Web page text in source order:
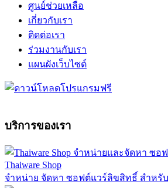
ศูนย์ช่วยเหลือ
เกี่ยวกับเรา
ติดต่อเรา
ร่วมงานกับเรา
แผนผังเว็บไซต์
บริการของเรา
Thaiware Shop
จำหน่าย จัดหา ซอฟต์แวร์ลิขสิทธิ์ สำหรั